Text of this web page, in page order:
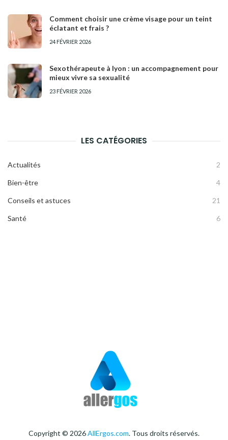
Comment choisir une crème visage pour un teint
éclatant et frais ?
24 FÉVRIER 2026
Sexothérapeute à lyon : un accompagnement pour
mieux vivre sa sexualité
23 FÉVRIER 2026
LES CATÉGORIES
Actualités 2
Bien-être 4
Conseils et astuces 21
Santé 6
Copyright © 2026AllErgos.com. Tous droits réservés.